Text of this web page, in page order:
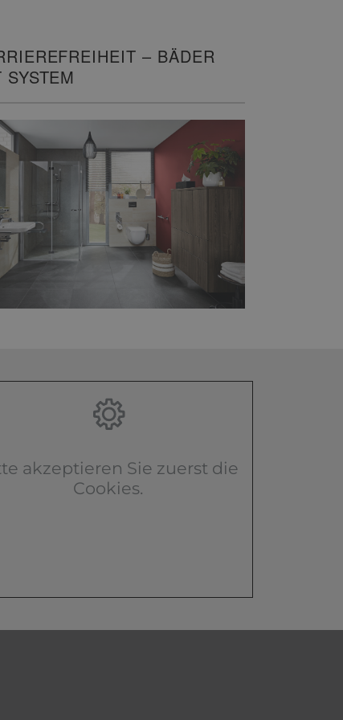
– BÄDER
SYSTEM
akzeptieren Sie zuerst die
Cookies.